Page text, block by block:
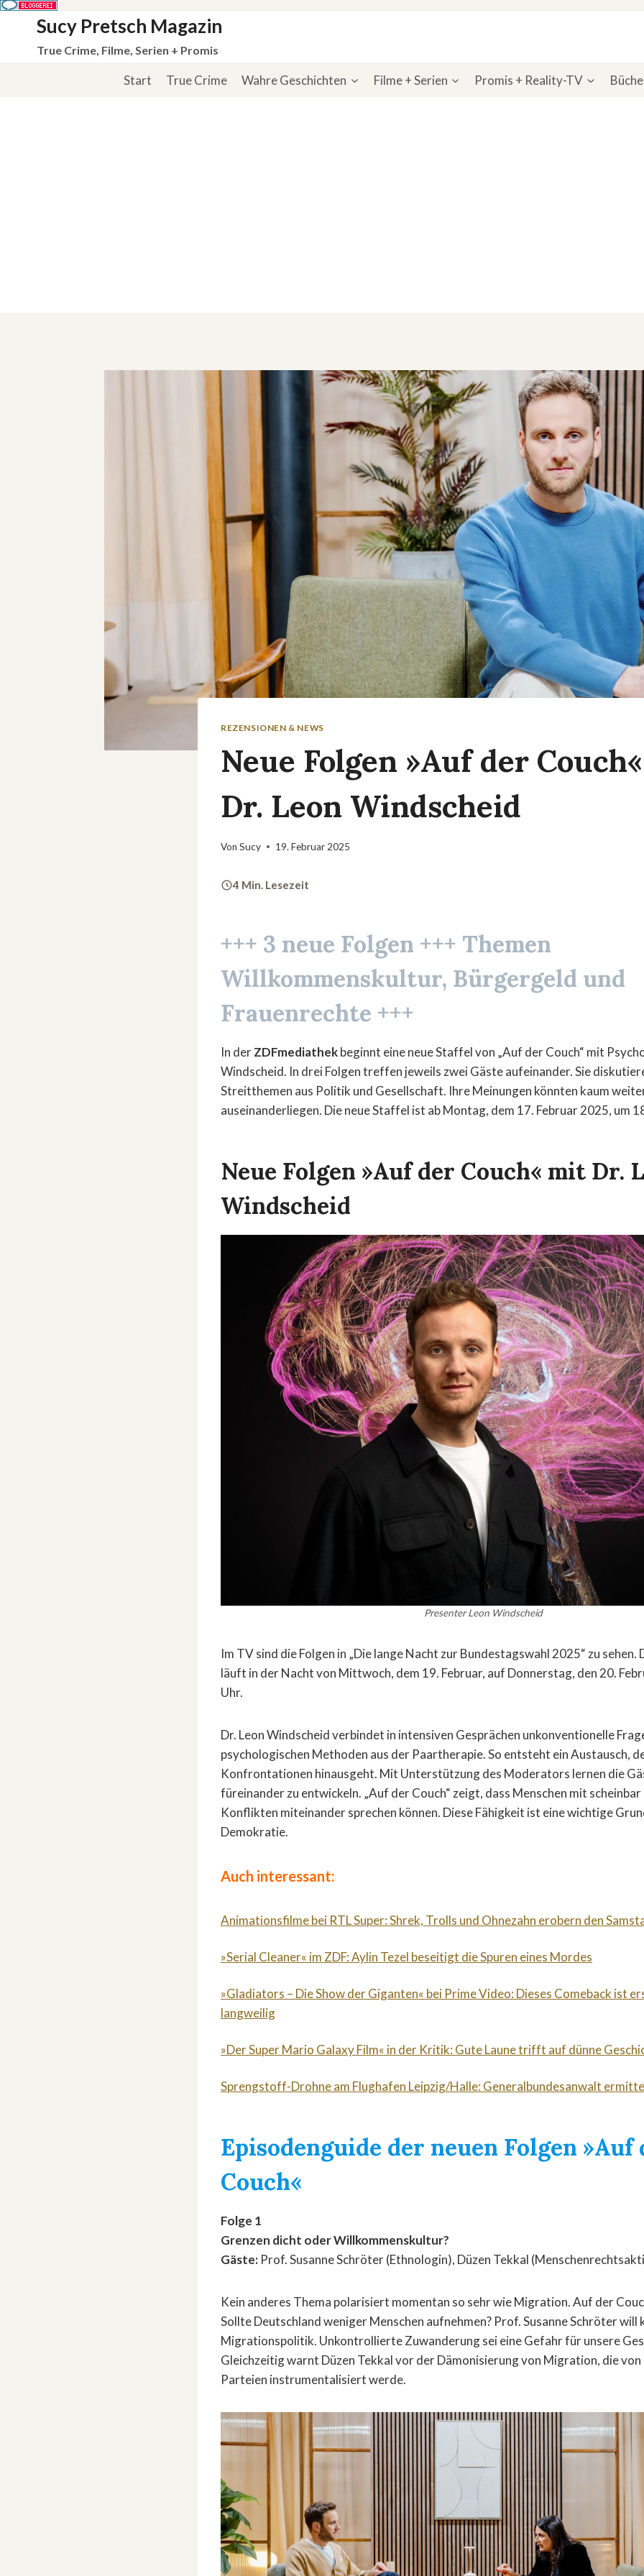
springen
Sucy Pretsch Magazin
True Crime, Filme, Serien + Promis
Start True Crime Wahre Geschichten Filme + Serien Promis + Reality-TV
REZENSIONEN & NEWS
Neue Folgen »Auf der
Dr. Leon Windscheid
Von Sucy 19. Februar 2025
4 Min. Lesezeit
+++ 3 neue Folgen +++ Themen
Willkommenskultur, Bürgergeld und
Frauenrechte +++
In derZDFmediathekbeginnt eine neue Staffel von „Auf der Couch“ mit
Windscheid. In drei Folgen treffen jeweils zwei Gäste aufeinander. Sie
Streitthemen aus Politik und Gesellschaft. Ihre Meinungen könnten kaum
auseinanderliegen. Die neue Staffel ist ab Montag, dem 17. Februar 2025, um
Neue Folgen »Auf der Couch« mit Dr.
Windscheid
Presenter Leon Windscheid
Im TV sind die Folgen in „Die lange Nacht zur Bundestagswahl 2025“ zu sehen.
läuft in der Nacht von Mittwoch, dem 19. Februar, auf Donnerstag, den 20.
Uhr.
Dr. Leon Windscheid verbindet in intensiven Gesprächen unkonventionelle
psychologischen Methoden aus der Paartherapie. So entsteht ein Austausch,
Konfrontationen hinausgeht. Mit Unterstützung des Moderators lernen die
füreinander zu entwickeln. „Auf der Couch“ zeigt, dass Menschen mit
Konflikten miteinander sprechen können. Diese Fähigkeit ist eine wichtige
Demokratie.
Auch interessant:
Animationsfilme bei RTL Super: Shrek, Trolls und Ohnezahn erobern den
»Serial Cleaner« im ZDF: Aylin Tezel beseitigt die Spuren eines Mordes
»Gladiators – Die Show der Giganten« bei Prime Video: Dieses Comeback ist
langweilig
»Der Super Mario Galaxy Film« in der Kritik: Gute Laune trifft auf dünne
Sprengstoff-Drohne am Flughafen Leipzig/Halle: Generalbundesanwalt
Episodenguide der neuen Folgen »Auf
Couch«
Folge 1
Grenzen dicht oder Willkommenskultur?
Gäste: Prof. Susanne Schröter (Ethnologin), Düzen Tekkal
Kein anderes Thema polarisiert momentan so sehr wie Migration. Auf der
Sollte Deutschland weniger Menschen aufnehmen? Prof. Susanne Schröter will
Migrationspolitik. Unkontrollierte Zuwanderung sei eine Gefahr für unsere
Gleichzeitig warnt Düzen Tekkal vor der Dämonisierung von Migration, die
Parteien instrumentalisiert werde.